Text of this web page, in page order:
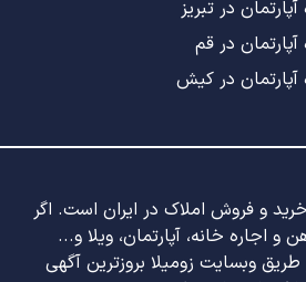
آپارتمان در تبریز
آپارتمان در قم
آپارتمان در کیش
و فروش املاک در ایران است. اگر
و اجاره خانه، آپارتمان، ویلا و...
وبسایت زومیلا بروزترین آگهی